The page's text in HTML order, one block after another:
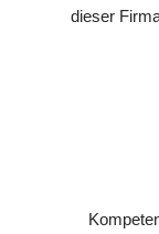
dieser